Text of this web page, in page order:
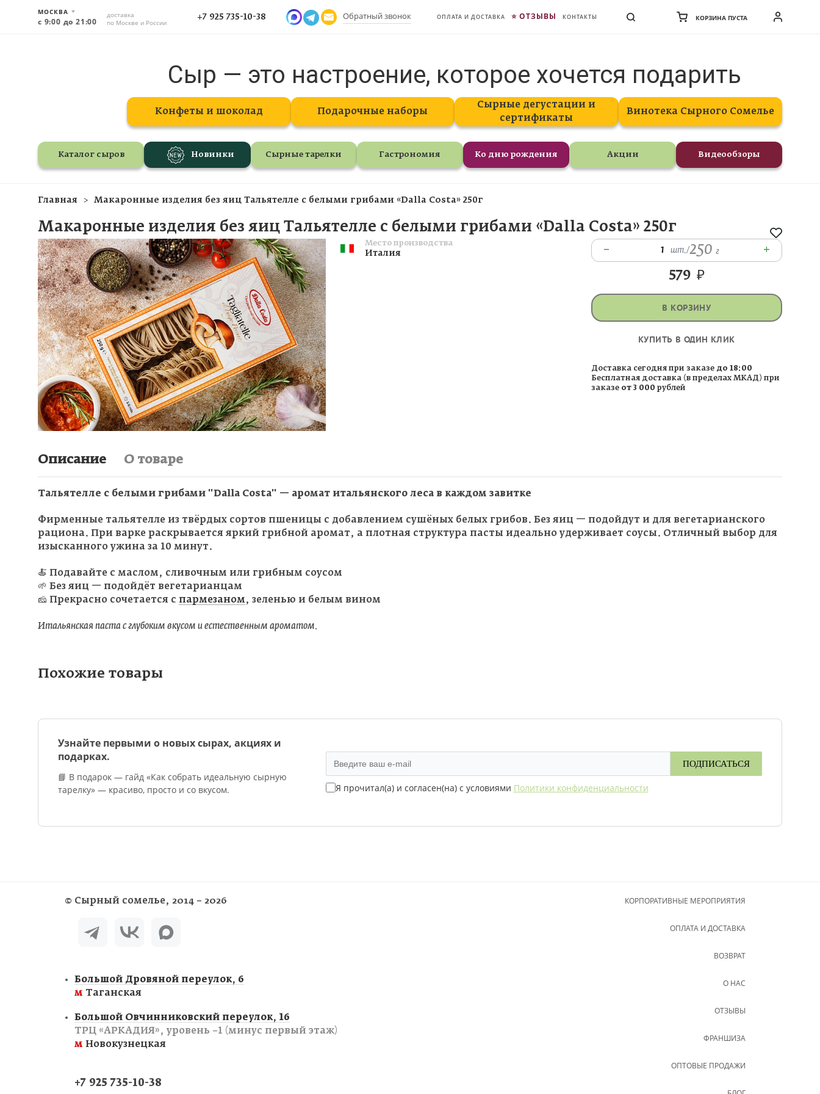
МОСКВА
с 9:00 до 21:00
доставка
по Москве и России
+7 925 735-10-38 Обратный звонок ОПЛАТА И ДОСТАВКА ОТЗЫВЫ КОНТАКТЫ КОРЗИНА ПУСТА
Сыр — это настроение, которое хочется подарить
Конфеты и шоколад Подарочные наборы
Сырные дегустации и
сертификаты
Винотека Сырного Сомелье
Каталог сыров Новинки Сырные тарелки Гастрономия Ко дню рождения Акции Видеообзоры
Главная Макаронные изделия без яиц Тальятелле с белыми грибами «Dalla Costa» 250г
Макаронные изделия без яиц Тальятелле с белыми грибами «Dalla Costa» 250г
– 1 шт./250г +
579 ₽
В КОРЗИНУ
КУПИТЬ В ОДИН КЛИК
Доставка сегодня при заказе до 18:00
Бесплатная доставка (в пределах МКАД) при
заказе от 3 000 рублей
Место производства
Италия
Описание О товаре
Тальятелле с белыми грибами "Dalla Costa" — аромат итальянского леса в каждом завитке
Фирменные тальятелле из твёрдых сортов пшеницы с добавлением сушёных белых грибов. Без яиц — подойдут и для вегетарианского
рациона. При варке раскрывается яркий грибной аромат, а плотная структура пасты идеально удерживает соусы. Отличный выбор для
изысканного ужина за 10 минут.
🍝 Подавайте с маслом, сливочным или грибным соусом
🌱 Без яиц — подойдёт вегетарианцам
🧀 Прекрасно сочетается с пармезаном , зеленью и белым вином
Итальянская паста с глубоким вкусом и естественным ароматом.
Похожие товары
Узнайте первыми о новых сырах, акциях и
подарках.
📘 В подарок — гайд «Как собрать идеальную сырную
тарелку» — красиво, просто и со вкусом.
ПОДПИСАТЬСЯ
Я прочитал(а) и согласен(на) с условиями Политики конфиденциальности
© Сырный сомелье, 2014 – 2026
Большой Дровяной переулок, 6
м Таганская
Большой Овчинниковский переулок, 16
ТРЦ «АРКАДИЯ», уровень −1 (минус первый этаж)
м Новокузнецкая
+7 925 735-10-38
КОРПОРАТИВНЫЕ МЕРОПРИЯТИЯ
ОПЛАТА И ДОСТАВКА
ВОЗВРАТ
О НАС
ОТЗЫВЫ
ФРАНШИЗА
ОПТОВЫЕ ПРОДАЖИ